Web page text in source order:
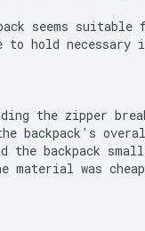
seems
to hold necessary
the zipper
was